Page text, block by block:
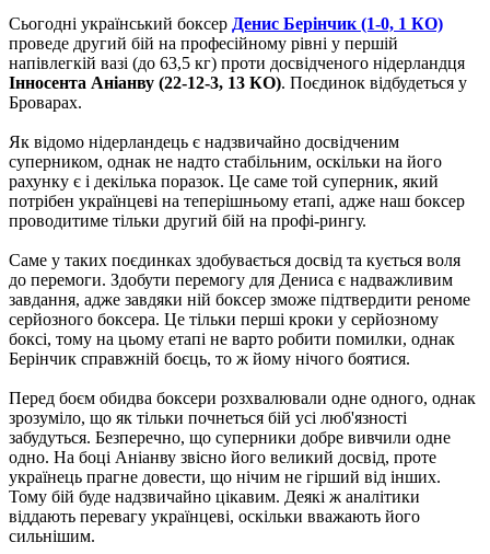
Сьогодні український боксер Денис Берінчик (1-0, 1 КО)
проведе другий бій на професійному рівні у першій
напівлегкій вазі (до 63,5 кг) проти досвідченого нідерландця
Інносента Аніанву (22-12-3, 13 КО). Поєдинок відбудеться у
Броварах.
Як відомо нідерландець є надзвичайно досвідченим
суперником, однак не надто стабільним, оскільки на його
рахунку є і декілька поразок. Це саме той суперник, який
потрібен українцеві на теперішньому етапі, адже наш боксер
проводитиме тільки другий бій на профі-рингу.
Саме у таких поєдинках здобувається досвід та кується воля
до перемоги. Здобути перемогу для Дениса є надважливим
завдання, адже завдяки ній боксер зможе підтвердити реноме
серйозного боксера. Це тільки перші кроки у серйозному
боксі, тому на цьому етапі не варто робити помилки, однак
Берінчик справжній боєць, то ж йому нічого боятися.
Перед боєм обидва боксери розхвалювали одне одного, однак
зрозуміло, що як тільки почнеться бій усі люб'язності
забудуться. Безперечно, що суперники добре вивчили одне
одно. На боці Аніанву звісно його великий досвід, проте
українець прагне довести, що нічим не гірший від інших.
Тому бій буде надзвичайно цікавим. Деякі ж аналітики
віддають перевагу українцеві, оскільки вважають його
сильнішим.